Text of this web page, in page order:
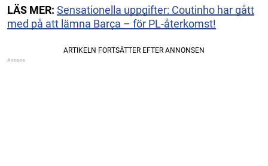
LÄS MER: Sensationella uppgifter: Coutinho har gått
med på att lämna Barça – för PL-återkomst!